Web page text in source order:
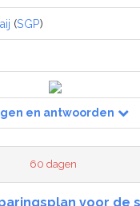
(SGP)
en antwoorden
60 dagen
voor de